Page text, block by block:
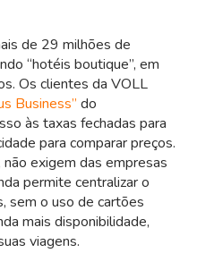
de 29 milhões de
“hotéis boutique”, em
Os clientes da VOLL
Business” do
às taxas fechadas para
para comparar preços.
exigem das empresas
permite centralizar o
sem o uso de cartões
mais disponibilidade,
viagens.